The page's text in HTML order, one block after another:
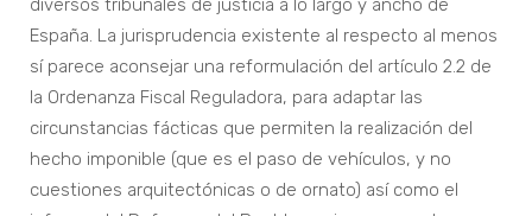
diversos tribunales de justicia a lo largo y ancho de
España. La jurisprudencia existente al respecto al menos
sí parece aconsejar una reformulación del artículo 2.2 de
la Ordenanza Fiscal Reguladora, para adaptar las
circunstancias fácticas que permiten la realización del
hecho imponible (que es el paso de vehículos, y no
cuestiones arquitectónicas o de ornato) así como el